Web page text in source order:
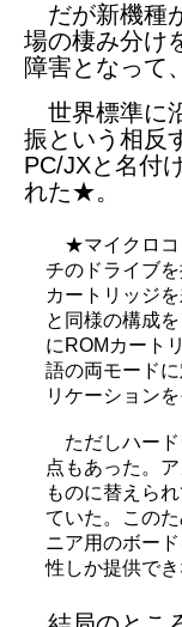
だが新機種
場の棲み分け
障害となって
世界標準に
振という相反
PC/JXと名付
れた★。
★マイクロコ
チのドライブ
カートリッジ
と同様の構成
にROMカート
語の両モード
リケーション
ただしハード
点もあった。
ものに替えら
ていた。この
ニア用のボー
性しか提供でき